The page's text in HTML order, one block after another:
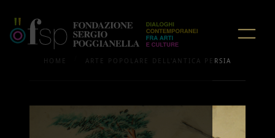
HOME ARTE POPOLARE DELL'ANTICA PERSIA